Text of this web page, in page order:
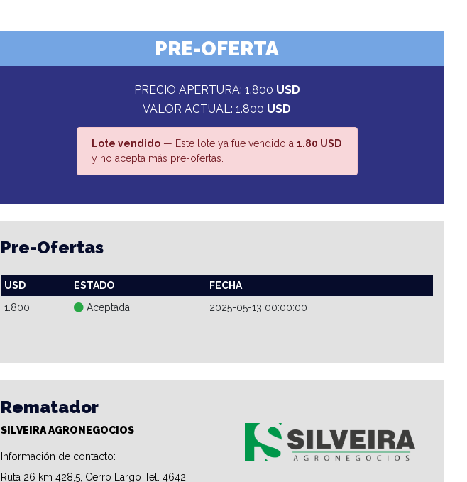
PRE-OFERTA
PRECIO APERTURA: 1.800 USD
VALOR ACTUAL: 1.800 USD
Lote vendido— Este lote ya fue vendido a 1.80 USD
y no acepta más pre-ofertas.
Pre-Ofertas
USD ESTADO
FECHA
1.800
Aceptada 2025-05-13 00:00:00
Rematador
SILVEIRA AGRONEGOCIOS
Información de contacto:
Ruta 26 km 428,5, Cerro Largo Tel. 4642